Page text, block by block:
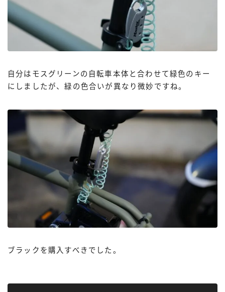
自分はモスグリーンの自転車本体と合わせて緑色のキー
にしましたが、緑の色合いが異なり微妙ですね。
ブラックを購入すべきでした。